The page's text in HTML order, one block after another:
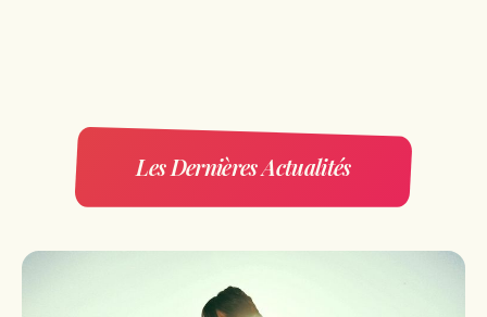
Les Dernières Actualités